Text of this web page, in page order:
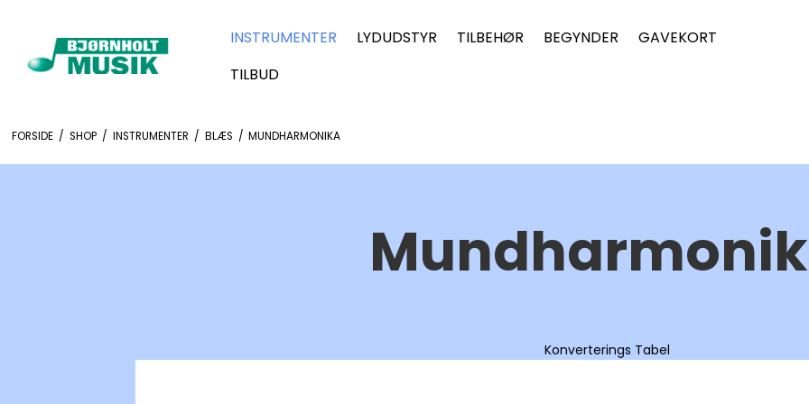
INSTRUMENTER LYDUDSTYR TILBEHØR BEGYNDER
GAVEKORT
TILBUD
FORSIDE / SHOP / INSTRUMENTER / BLÆS / MUNDHARMONIKA
Konverterings Tabel